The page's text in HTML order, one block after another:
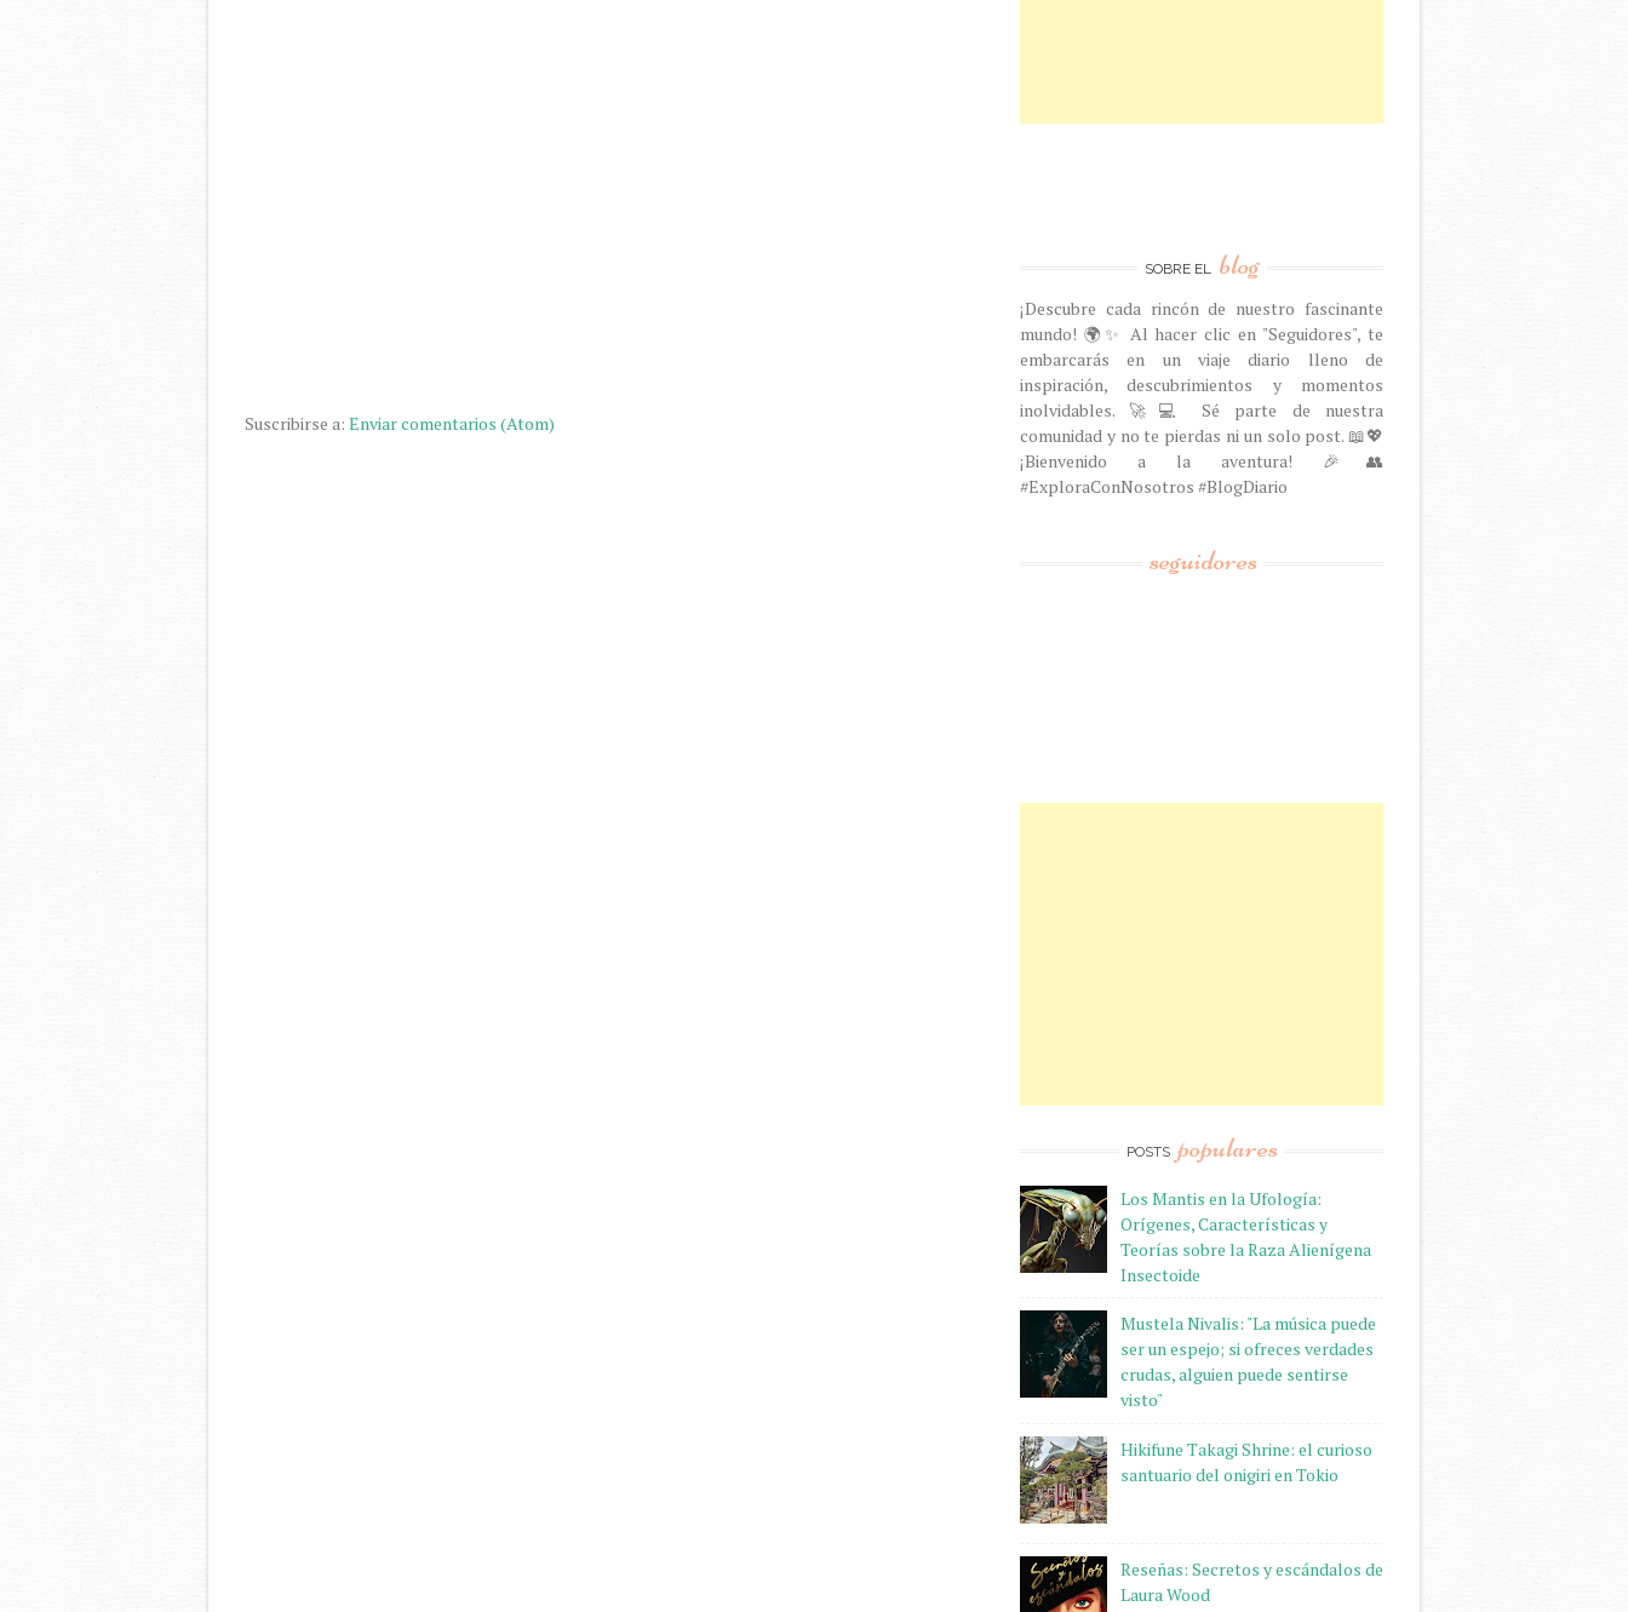
Suscribirse a: Enviar comentarios (Atom)
SOBRE EL blog
¡Descubre cada rincón de nuestro fascinante
mundo! 🌍✨ Al hacer clic en "Seguidores", te
embarcarás en un viaje diario lleno de
inspiración, descubrimientos y momentos
inolvidables. 🚀💻 Sé parte de nuestra
comunidad y no te pierdas ni un solo post. 📖💖
¡Bienvenido a la aventura! 🎉👥
#ExploraConNosotros #BlogDiario
seguidores
POSTS populares
Los Mantis en la Ufología:
Orígenes, Características y
Teorías sobre la Raza Alienígena
Insectoide
Mustela Nivalis: "La música puede
ser un espejo; si ofreces verdades
crudas, alguien puede sentirse
visto"
Hikifune Takagi Shrine: el curioso
santuario del onigiri en Tokio
Reseñas: Secretos y escándalos de
Laura Wood